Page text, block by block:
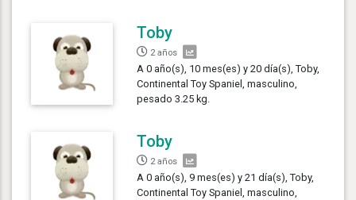
Toby
2 años
A 0 año(s), 10 mes(es) y 20 día(s), Toby,
Continental Toy Spaniel, masculino,
pesado 3.25 kg.
Toby
2 años
A 0 año(s), 9 mes(es) y 21 día(s), Toby,
Continental Toy Spaniel, masculino,